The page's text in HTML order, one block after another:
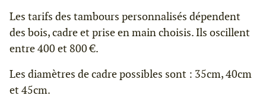
Les tarifs des tambours personnalisés dépendent
des bois, cadre et prise en main choisis. Ils oscillent
entre 400 et 800 €.
Les diamètres de cadre possibles sont : 35cm, 40cm
et 45cm.